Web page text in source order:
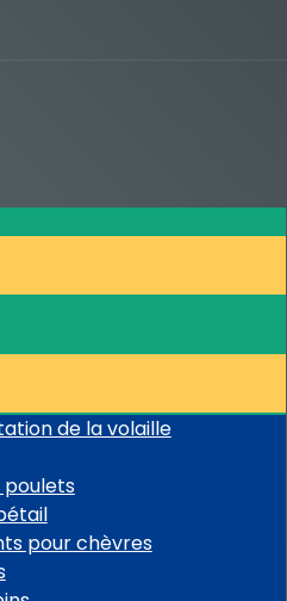
de la volaille
poulets
pour chèvres